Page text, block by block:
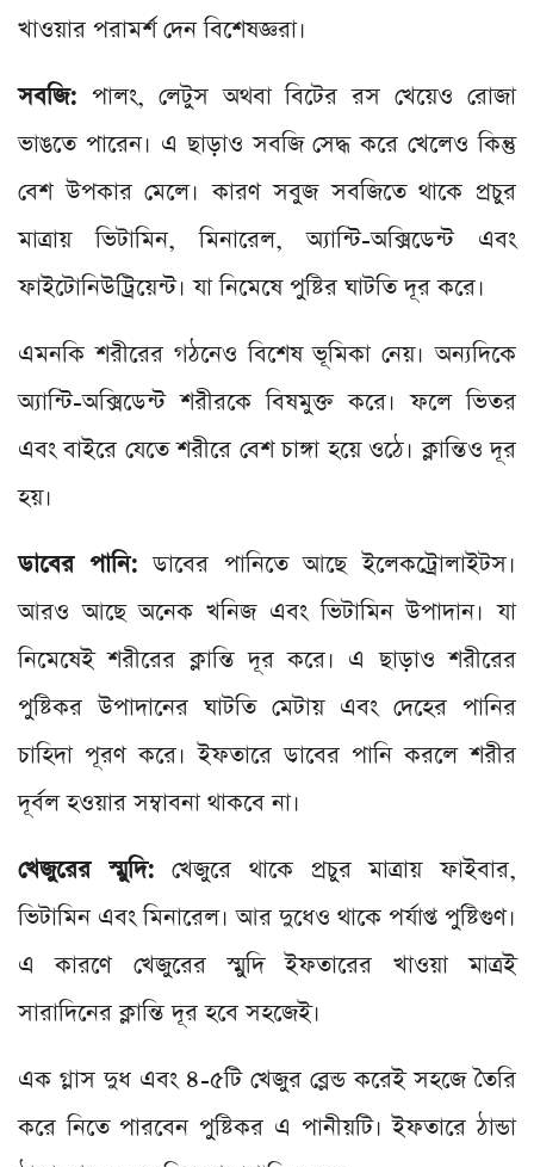
খাওয়ার পরামর্শ দেন বিশেষজ্ঞরা।
সবজি: পালং, লেটুস অথবা বিটের রস খেয়েও রোজা
ভাঙতে পারেন। এ ছাড়াও সবজি সেদ্ধ করে খেলেও কিন্তু
বেশ উপকার মেলে। কারণ সবুজ সবজিতে থাকে প্রচুর
মাত্রায় ভিটামিন, মিনারেল, অ্যান্টি-অক্সিডেন্ট এবং
ফাইটোনিউট্রিয়েন্ট। যা নিমেষে পুষ্টির ঘাটতি দূর করে।
এমনকি শরীরের গঠনেও বিশেষ ভূমিকা নেয়। অন্যদিকে
অ্যান্টি-অক্সিডেন্ট শরীরকে বিষমুক্ত করে। ফলে ভিতর
এবং বাইরে যেতে শরীরে বেশ চাঙ্গা হয়ে ওঠে। ক্লান্তিও দূর
হয়।
ডাবের পানি: ডাবের পানিতে আছে ইলেকট্রোলাইটস।
আরও আছে অনেক খনিজ এবং ভিটামিন উপাদান। যা
নিমেষেই শরীরের ক্লান্তি দূর করে। এ ছাড়াও শরীরের
পুষ্টিকর উপাদানের ঘাটতি মেটায় এবং দেহের পানির
চাহিদা পূরণ করে। ইফতারে ডাবের পানি করলে শরীর
দূর্বল হওয়ার সম্বাবনা থাকবে না।
খেজুরের স্মুদি:খেজুরে থাকে প্রচুর মাত্রায় ফাইবার,
ভিটামিন এবং মিনারেল। আর দুধেও থাকে পর্যাপ্ত পুষ্টিগুণ।
এ কারণে খেজুরের স্মুদি ইফতারের খাওয়া মাত্রই
সারাদিনের ক্লান্তি দূর হবে সহজেই।
এক গ্লাস দুধ এবং ৪-৫টি খেজুর ব্লেন্ড করেই সহজে তৈরি
করে নিতে পারবেন পুষ্টিকর এ পানীয়টি। ইফতারে ঠান্ডা